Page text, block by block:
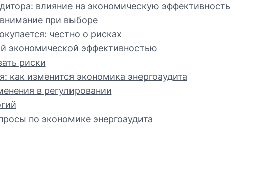
влияние на экономическую эффективность
при выборе
честно о рисках
экономической эффективностью
риски
как изменится экономика энергоаудита
в регулировании
по экономике энергоаудита